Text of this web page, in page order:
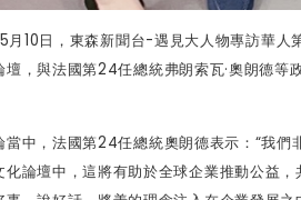
5月 10日，東森新聞台-遇見大人物專訪華人
壇，與法國第24任總統弗朗索瓦·奧朗德等
當中，法國第24任總統奧朗德表示： “我們
化論壇中，這將有助於全球企業推動公益